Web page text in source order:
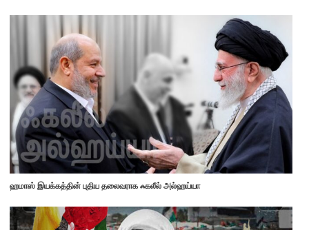
ஹமாஸ் இயக்கத்தின் புதிய தலைவராக ஃகலீல் அல்ஹய்யா